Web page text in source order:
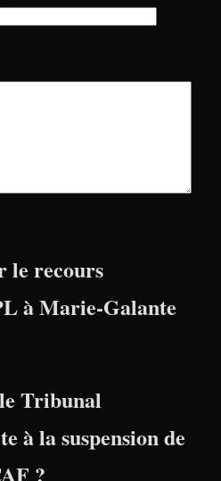
le recours
à Marie-Galante
Tribunal
à la suspension de
?